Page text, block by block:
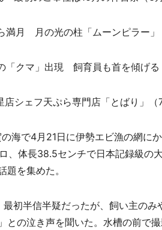
満月 月の光の柱「ムーンピラー」
「クマ」出現 飼育員も首を傾げる
シェフ天ぷら専門店「とばり」（
海で4月21日に伊勢エビ漁の網に
、体長38.5センチで日本記録級の
を集めた。
初半信半疑だったが、飼い主のみ
との泣き声を聞いた。水槽の前で